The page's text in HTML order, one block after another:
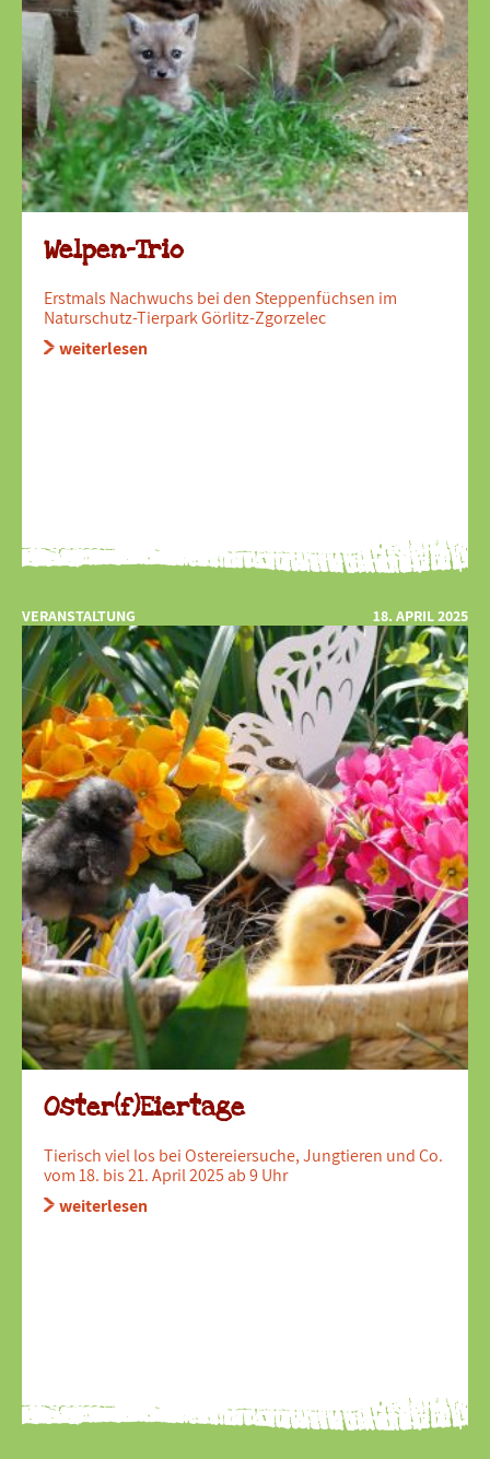
Welpen-Trio
Erstmals Nachwuchs bei den Steppenfüchsen im
Naturschutz-Tierpark Görlitz-Zgorzelec
weiterlesen
VERANSTALTUNG 18. APRIL 2025
Oster(f)Eiertage
Tierisch viel los bei Ostereiersuche, Jungtieren und Co.
vom 18. bis 21. April 2025 ab 9 Uhr
weiterlesen